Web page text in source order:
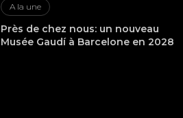
A la une
Près de chez nous: un nouveau
Musée Gaudí à Barcelone en 2028